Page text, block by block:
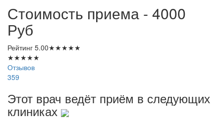
Стоимость приема - 4000
Руб
Рейтинг 5.00★★★★★
★★★★★
Отзывов
359
Этот врач ведёт приём в следующих
клиниках